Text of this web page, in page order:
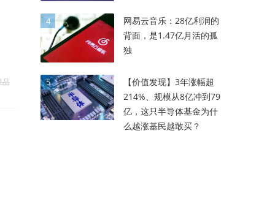
品
4
网易云音乐：28亿利润的
背面，是1.47亿月活的孤
独
5
【价值发现】3年涨幅超
214%、规模从8亿冲到79
亿，这只半导体基金为什
么越涨基民越敢买？